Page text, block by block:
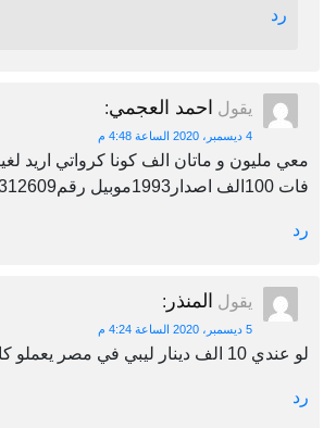
رد
يقول احمد العجمي:
4 ديسمبر، 2020 الساعة 4:48 م
معي مليون و ماتان الف كونا كرواتي اريد
فات 100الف اصدار1993موبيل رقم01226312609
رد
يقول المنذر :
5 ديسمبر، 2020 الساعة 4:24 م
لو عندي 10 الف دينار ليبي في مصر يعملو كام مصري
رد